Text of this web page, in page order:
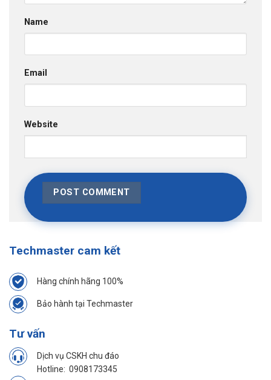
Name
Email
Website
Techmaster cam kết
Hàng chính hãng 100%
Bảo hành tại Techmaster
Tư vấn
Dịch vụ CSKH chu đáo
Hotline: 0908173345